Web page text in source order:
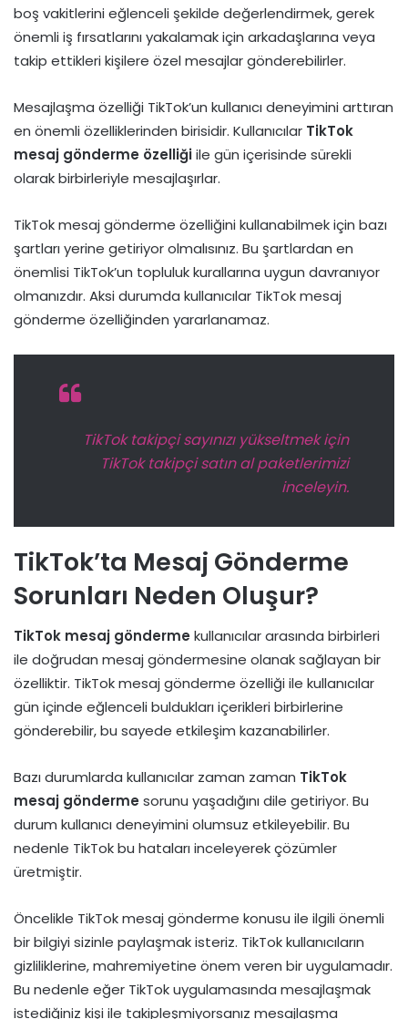
boş vakitlerini eğlenceli şekilde değerlendirmek, gerek
önemli iş fırsatlarını yakalamak için arkadaşlarına veya
takip ettikleri kişilere özel mesajlar gönderebilirler.
Mesajlaşma özelliği TikTok’un kullanıcı deneyimini arttıran
en önemli özelliklerinden birisidir. Kullanıcılar TikTok
mesaj gönderme özelliğiile gün içerisinde sürekli
olarak birbirleriyle mesajlaşırlar.
TikTok mesaj gönderme özelliğini kullanabilmek için bazı
şartları yerine getiriyor olmalısınız. Bu şartlardan en
önemlisi TikTok’un topluluk kurallarına uygun davranıyor
olmanızdır. Aksi durumda kullanıcılar TikTok mesaj
gönderme özelliğinden yararlanamaz.
TikTok takipçi sayınızı yükseltmek için
TikTok takipçi satın alpaketlerimizi
inceleyin.
TikTok’ta Mesaj Gönderme
Sorunları Neden Oluşur?
TikTok mesaj göndermekullanıcılar arasında birbirleri
ile doğrudan mesaj göndermesine olanak sağlayan bir
özelliktir. TikTok mesaj gönderme özelliği ile kullanıcılar
gün içinde eğlenceli buldukları içerikleri birbirlerine
gönderebilir, bu sayede etkileşim kazanabilirler.
Bazı durumlarda kullanıcılar zaman zaman TikTok
mesaj göndermesorunu yaşadığını dile getiriyor. Bu
durum kullanıcı deneyimini olumsuz etkileyebilir. Bu
nedenle TikTok bu hataları inceleyerek çözümler
üretmiştir.
Öncelikle TikTok mesaj gönderme konusu ile ilgili önemli
bir bilgiyi sizinle paylaşmak isteriz. TikTok kullanıcıların
gizliliklerine, mahremiyetine önem veren bir uygulamadır.
Bu nedenle eğer TikTok uygulamasında mesajlaşmak
istediğiniz kişi ile takipleşmiyorsanız mesajlaşma